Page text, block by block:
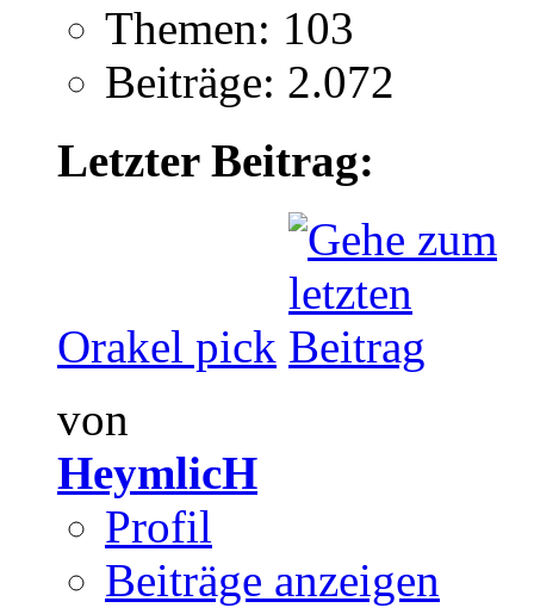
Themen: 103
Beiträge: 2.072
Letzter Beitrag:
Orakel pick
von
HeymlicH
Profil
Beiträge anzeigen